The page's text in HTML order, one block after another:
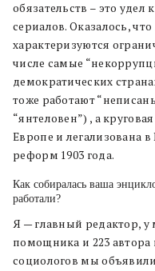
обязательств – это
сериалов. Оказалось,
характеризуются
числе самые
демократических
тоже работают
“янтеловен”) , а
Европе и легализована
реформ 1903 года.
Как собиралась ваша
работали?
Я — главный редактор,
помощника и 223 автора
социологов мы